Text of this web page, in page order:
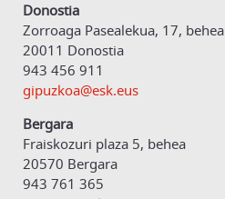
Donostia
Zorroaga Pasealekua, 17, behea
20011 Donostia
943 456 911
gipuzkoa@esk.eus
Bergara
Fraiskozuri plaza 5, behea
20570 Bergara
943 761 365